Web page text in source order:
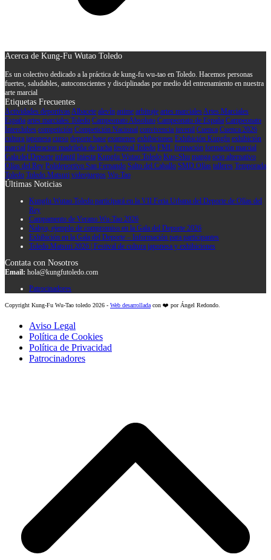
Acerca de Kung-Fu Wutao Toledo
Es un colectivo dedicado a la práctica de kung-fu wu-tao en Toledo. Hacemos personas
fuertes, saludables, autoconscientes y disciplinadas por medio del entrenamiento en nuestra
arte marcial
Etiquetas Frecuentes
Actividades deportivas Albacete alevín anime arbitraje artes marciales Artes Marciales
España artes marciales Toledo Campeonato Absoluto Campeonato de España Campeonato
Interclubes competición Competición Nacional convivencia juvenil Cuenca Cuenca 2026
cultura japonesa curso deporte base examenes exhibiciones Exhibición Kungfu exhibición
marcial federacion madrileña de lucha festival Toledo FML formación formación marcial
Gala del Deporte infantil Iniesta Kungfu Wutao Toledo Kuo-Shu manga ocio alternativo
Olías del Rey Polideportivo San Fernando Salto del Caballo SMD Olías talleres Temporada
Toledo Toledo Matsuri videojuegos Wu-Tao
Últimas Noticias
Kungfu Wutao Toledo participará en la VII Feria Urbana del Deporte de Olías del
Rey
Campamento de Verano Wu-Tao 2026
Nahya, ejemplo de compromiso en la Gala del Deporte 2026
Exhibición en la Gala del Deporte – Información para participantes
Toledo Matsuri 2026 | Festival de cultura japonesa y exhibiciones
Contata con Nosotros
Email: hola@kungfutoledo.com
Patrocinadores
Copyright Kung-Fu Wu-Tao toledo 2026 - Web desarrollada con ❤️ por Ángel Redondo.
Aviso Legal
Política de Cookies
Política de Privacidad
Patrocinadores